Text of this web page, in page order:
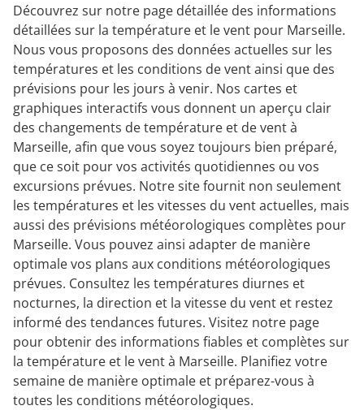
Découvrez sur notre page détaillée des informations
détaillées sur la température et le vent pour Marseille.
Nous vous proposons des données actuelles sur les
températures et les conditions de vent ainsi que des
prévisions pour les jours à venir. Nos cartes et
graphiques interactifs vous donnent un aperçu clair
des changements de température et de vent à
Marseille, afin que vous soyez toujours bien préparé,
que ce soit pour vos activités quotidiennes ou vos
excursions prévues. Notre site fournit non seulement
les températures et les vitesses du vent actuelles, mais
aussi des prévisions météorologiques complètes pour
Marseille. Vous pouvez ainsi adapter de manière
optimale vos plans aux conditions météorologiques
prévues. Consultez les températures diurnes et
nocturnes, la direction et la vitesse du vent et restez
informé des tendances futures. Visitez notre page
pour obtenir des informations fiables et complètes sur
la température et le vent à Marseille. Planifiez votre
semaine de manière optimale et préparez-vous à
toutes les conditions météorologiques.